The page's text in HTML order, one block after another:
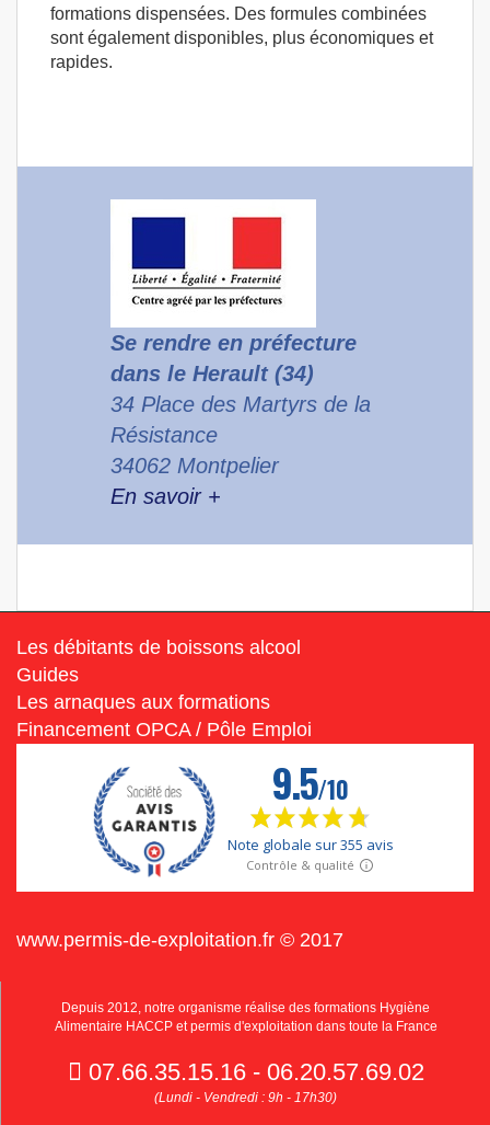
formations dispensées. Des formules combinées
sont également disponibles, plus économiques et
rapides.
Se rendre en préfecture
dans le Herault (34)
34 Place des Martyrs de la
Résistance
34062 Montpelier
En savoir +
Les débitants de boissons alcool
Guides
Les arnaques aux formations
Financement OPCA / Pôle Emploi
www.permis-de-exploitation.fr © 2017
Depuis 2012, notre organisme réalise des formations Hygiène
Alimentaire HACCP et permis d'exploitation dans toute la France
07.66.35.15.16 - 06.20.57.69.02
(Lundi - Vendredi : 9h - 17h30)